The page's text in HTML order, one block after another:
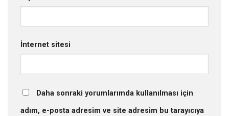
İnternet sitesi
Daha sonraki yorumlarımda kullanılması için
adım, e-posta adresim ve site adresim bu tarayıcıya